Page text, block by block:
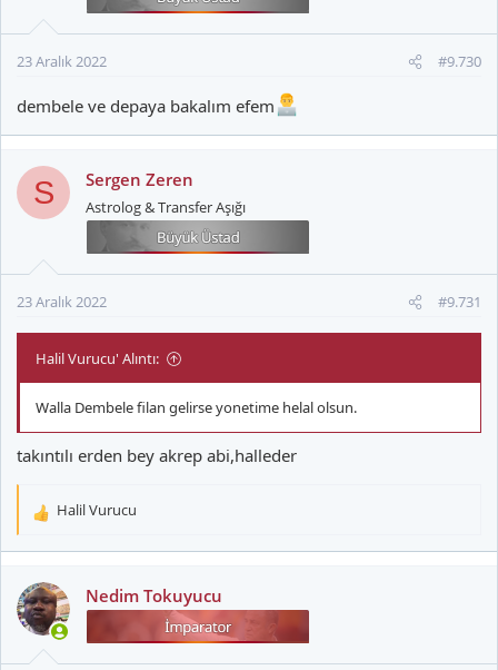
23 Aralık 2022 #9.730
dembele ve depaya bakalım efem
S Sergen Zeren
Astrolog & Transfer Aşığı
23 Aralık 2022 #9.731
Halil Vurucu' Alıntı:
Walla Dembele filan gelirse yonetime helal olsun.
takıntılı erden bey akrep abi,halleder
T
k
i
l
Halil Vurucu
Nedim Tokuyucu